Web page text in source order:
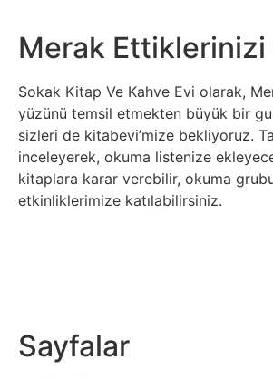
Merak Ettiklerinizi
Sokak Kitap Ve Kahve Evi olarak,
yüzünü temsil etmekten büyük bir
sizleri de kitabevi’mize bekliyoruz.
inceleyerek, okuma listenize
kitaplara karar verebilir, okuma
etkinliklerimize katılabilirsiniz.
Sayfalar